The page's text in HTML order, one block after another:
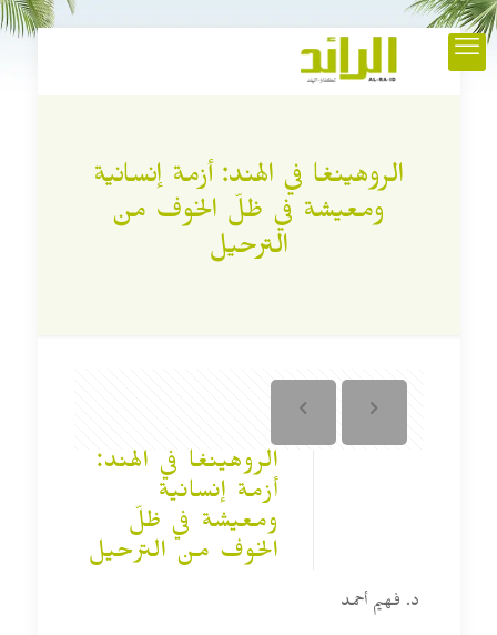
الروهينغا في الهند: أزمة إنسانية
ومعيشة في ظلّ الخوف من
الترحيل
الروهينغا في الهند:
أزمة إنسانية
ومعيشة في ظلّ
الخوف من الترحيل
د. فهيم أحمد